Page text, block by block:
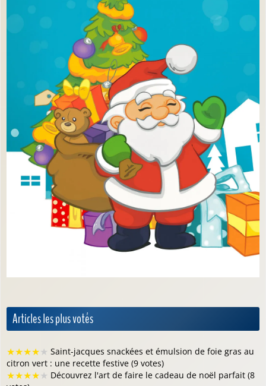
Articles les plus votés
★★★★★ Saint-jacques snackées et émulsion de foie gras au
citron vert : une recette festive (9 votes)
★★★★★ Découvrez l'art de faire le cadeau de noël parfait (8